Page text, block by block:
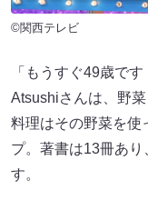
©関西テレビ
「もうすぐ49歳で
Atsushiさんは、野
料理はその野菜を使
プ。著書は13冊あ
す。